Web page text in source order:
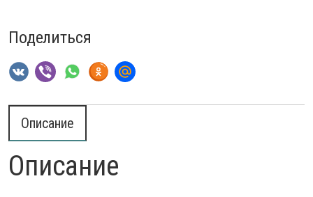
Поделиться
Описание
Описание